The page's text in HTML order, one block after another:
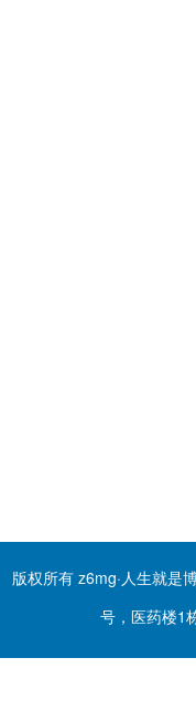
版权所有 z6mg·人生就是
号，医药楼1